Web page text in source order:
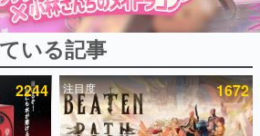
プ
いる記事ランキング
いる記事
2244 注目度 1672